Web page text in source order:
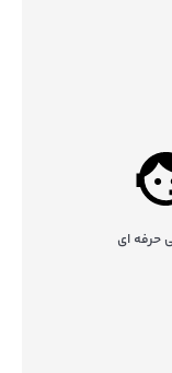
حرفه ای